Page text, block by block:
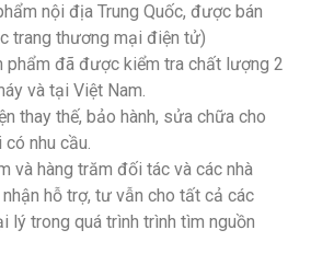
nội địa Trung Quốc, được bán
trang thương mại điện tử)
phẩm đã được kiểm tra chất lượng 2
và tại Việt Nam.
thay thế, bảo hành, sửa chữa cho
có nhu cầu.
và hàng trăm đối tác và các nhà
hỗ trợ, tư vẫn cho tất cả các
lý trong quá trình trình tìm nguồn